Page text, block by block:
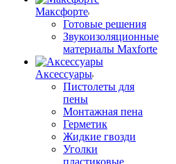
Максфорте
Готовые решения
Звукоизоляционные
материалы Maxforte
Аксессуары
Пистолеты для
пены
Монтажная пена
Герметик
Жидкие гвозди
Уголки
пластиковые